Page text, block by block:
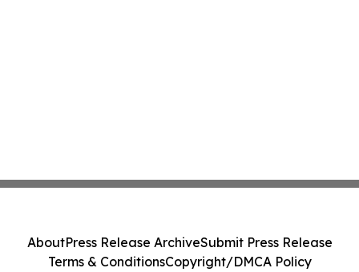
AboutPress Release ArchiveSubmit Press Release
Terms & ConditionsCopyright/DMCA Policy